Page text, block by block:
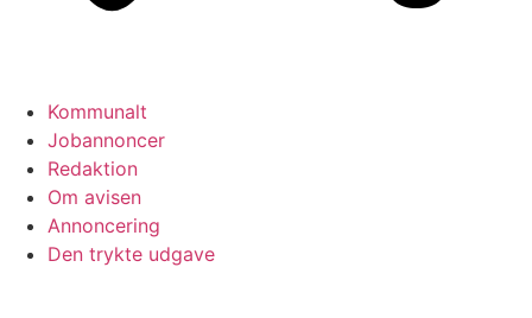
Kommunalt
Jobannoncer
Redaktion
Om avisen
Annoncering
Den trykte udgave